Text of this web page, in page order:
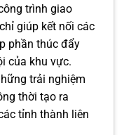
trình giao
giúp kết nối các
phần thúc đẩy
của khu vực.
trải nghiệm
thời tạo ra
tỉnh thành liên